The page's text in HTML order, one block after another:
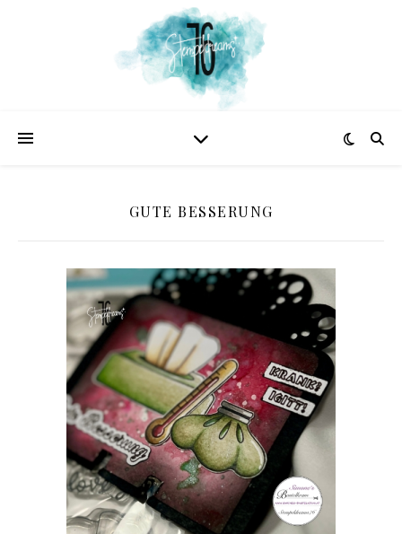
GUTE BESSERUNG